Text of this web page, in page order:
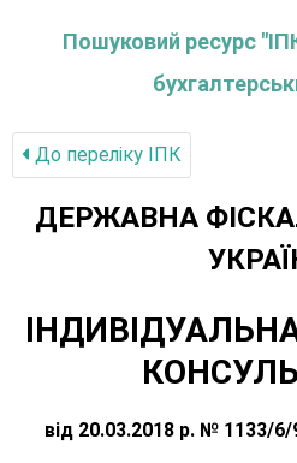
Пошуковий ресурс
До переліку IПК
ДЕРЖАВНА
від 20.03.2018 р. № 1133/